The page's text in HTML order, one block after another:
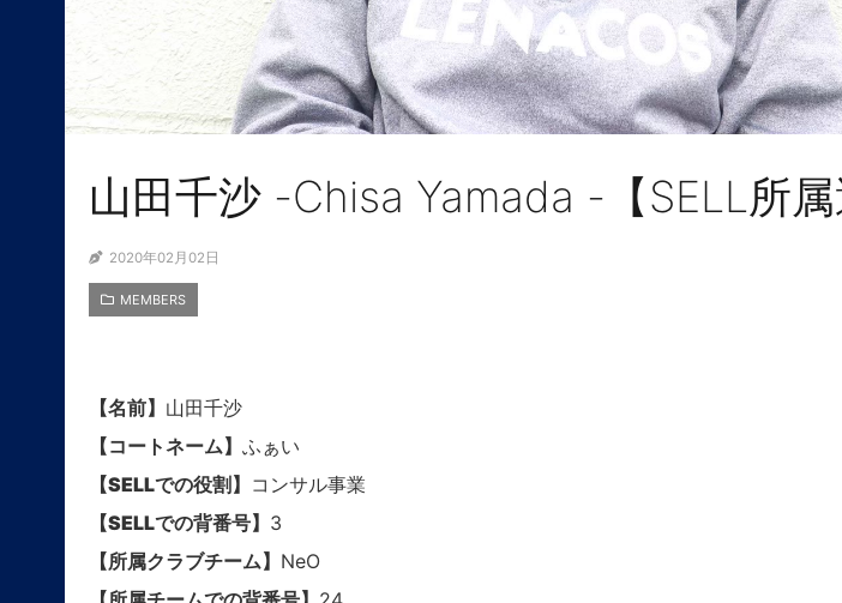
山田千沙 -Chisa Yamada -【SELL所属
2020年02月02日
MEMBERS
【名前】 山田千沙
【コートネーム】 ふぁい
【SELLでの役割】
コンサル事業
【SELLでの背番号】 3
【所属クラブチーム】 NeO